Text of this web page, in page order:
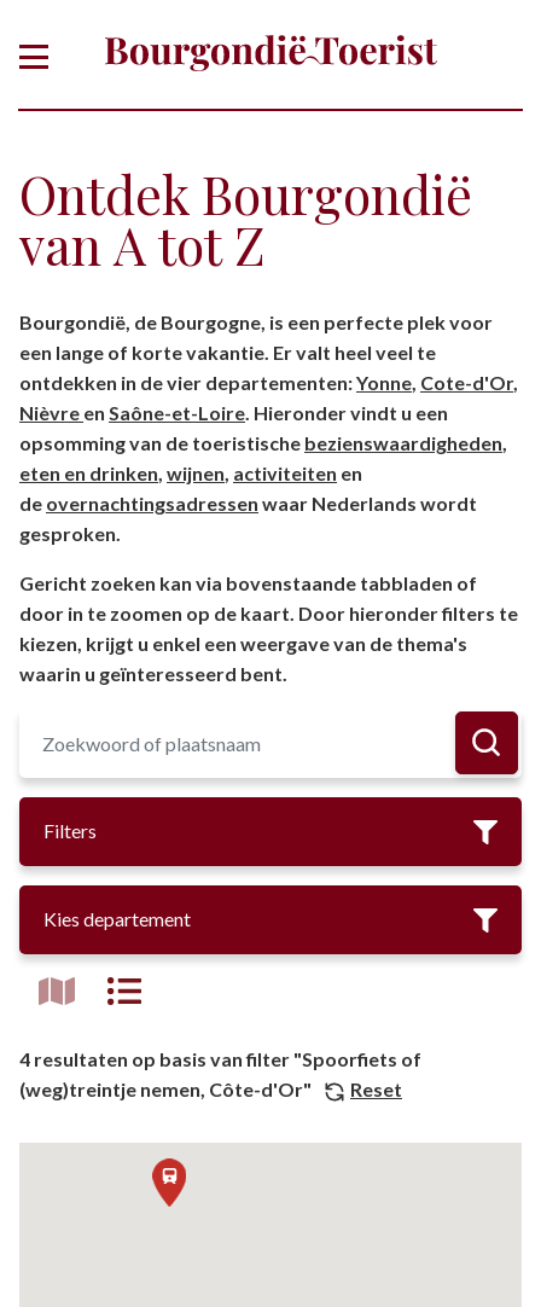
Ontdek Bourgondië
van A tot Z
departement
Bourgondië, de Bourgogne, is een perfecte plek voor
een lange of korte vakantie. Er valt heel veel te
ontdekken in de vier departementen:Yonne, Cote-d'Or,
Nièvre en Saône-et-Loire. Hieronder vindt u een
opsomming van de toeristische bezienswaardigheden,
eten en drinken, wijnen, activiteiten en
de overnachtingsadressen waar Nederlands wordt
gesproken.
Gericht zoeken kan via bovenstaande tabbladen of
door in te zoomen op de kaart. Door hieronder filters te
kiezen, krijgt u enkel een weergave van de thema's
waarin u geïnteresseerd bent.
Filters
Kies departement
4 resultaten op basis van filter "Spoorfiets of
(weg)treintje nemen, Côte-d'Or"
Reset